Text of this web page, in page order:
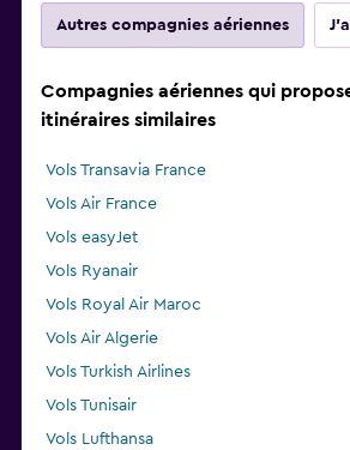
Autres compagnies aériennes
Compagnies aériennes qui
itinéraires similaires
Vols Transavia France
Vols Air France
Vols easyJet
Vols Ryanair
Vols Royal Air Maroc
Vols Air Algerie
Vols Turkish Airlines
Vols Tunisair
Vols Lufthansa